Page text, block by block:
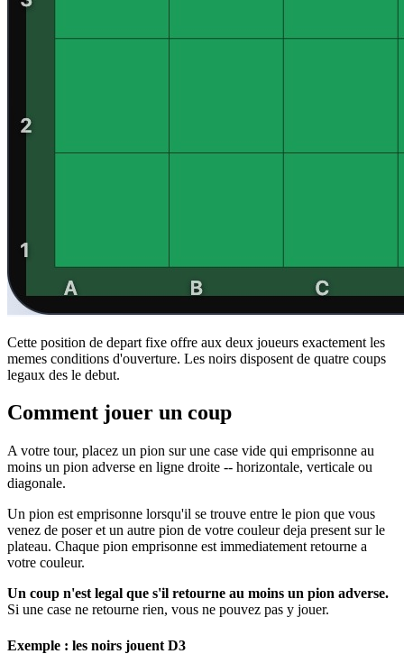
Cette position de depart fixe offre aux deux joueurs exactement les
memes conditions d'ouverture. Les noirs disposent de quatre coups
legaux des le debut.
Comment jouer un coup
A votre tour, placez un pion sur une case vide qui emprisonne au
moins un pion adverse en ligne droite -- horizontale, verticale ou
diagonale.
Un pion est emprisonne lorsqu'il se trouve entre le pion que vous
venez de poser et un autre pion de votre couleur deja present sur le
plateau. Chaque pion emprisonne est immediatement retourne a
votre couleur.
Un coup n'est legal que s'il retourne au moins un pion adverse.
Si une case ne retourne rien, vous ne pouvez pas y jouer.
Exemple : les noirs jouent D3